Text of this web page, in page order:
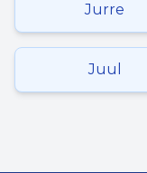
Jurre
Juul